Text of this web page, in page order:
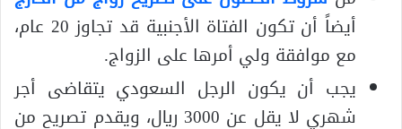
أيضاً أن تكون الفتاة الأجنبية قد تجاوز 20 عام،
مع موافقة ولي أمرها على الزواج.
يجب أن يكون الرجل السعودي يتقاضى أجر
شهري لا يقل عن 3000 ريال، ويقدم تصريح من